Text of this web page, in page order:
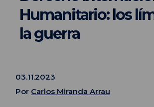
Humanitario: los
la guerra
03.11.2023
Por Carlos Miranda Arrau